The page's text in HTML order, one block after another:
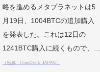
略を進めるメタプラネットは5
月19日、1004BTCの追加購入
を発表した。これは12日の
1241BTC購入に続くもので、…
（出典：CoinDesk JAPAN）